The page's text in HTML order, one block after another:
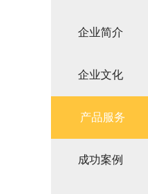
企业简介
企业文化
产品服务
成功案例